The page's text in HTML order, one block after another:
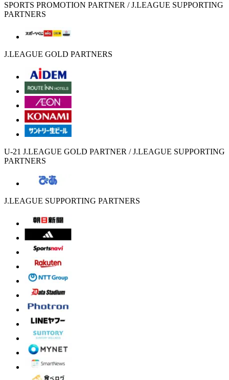
SPORTS PROMOTION PARTNER / J.LEAGUE SUPPORTING
PARTNERS
J.LEAGUE GOLD PARTNERS
U-21 J.LEAGUE GOLD PARTNER / J.LEAGUE SUPPORTING
PARTNERS
J.LEAGUE SUPPORTING PARTNERS